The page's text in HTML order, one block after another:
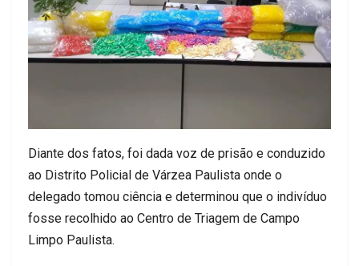
Diante dos fatos, foi dada voz de prisão e conduzido
ao Distrito Policial de Várzea Paulista onde o
delegado tomou ciência e determinou que o indivíduo
fosse recolhido ao Centro de Triagem de Campo
Limpo Paulista.